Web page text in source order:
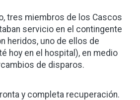
tres miembros de los Cascos
servicio en el contingente
heridos, uno de ellos de
hoy en el hospital), en medio
de disparos.
y completa recuperación.